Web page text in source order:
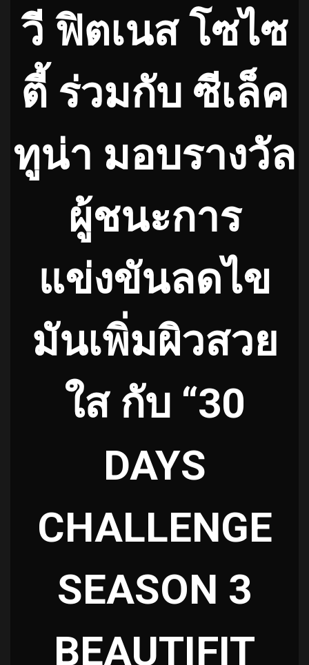
วี ฟิตเนส โซไซ
ตี้ ร่วมกับ ซีเล็ค
ทูน่า มอบรางวัล
ผู้ชนะการ
แข่งขันลดไข
มันเพิ่มผิวสวย
ใส กับ “30
DAYS
CHALLENGE
SEASON 3
BEAUTIFIT